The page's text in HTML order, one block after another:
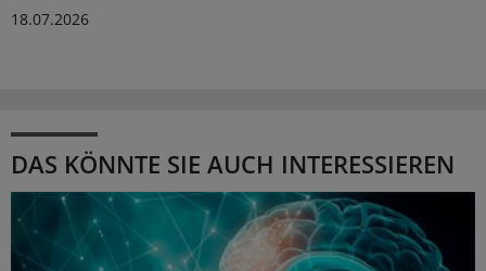
18.07.2026
DAS KÖNNTE SIE AUCH INTERESSIEREN